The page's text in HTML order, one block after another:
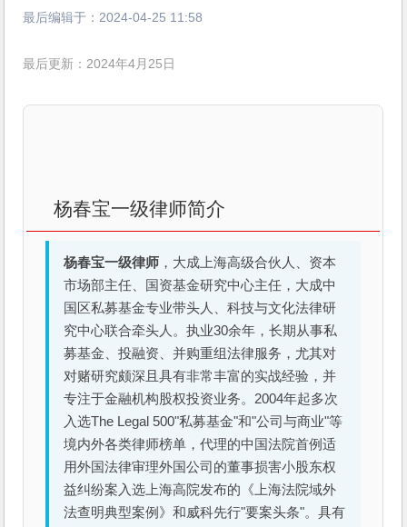
最后编辑于： 2024-04-25 11:58
最后更新：2024年4月25日
杨春宝一级律师简介
杨春宝一级律师 ，大成上海高级合伙人、资本
市场部主任、国资基金研究中心主任，大成中
国区私募基金专业带头人、科技与文化法律研
究中心联合牵头人。执业30余年，长期从事私
募基金、投融资、并购重组法律服务，尤其对
对赌研究颇深且具有非常丰富的实战经验，并
专注于金融机构股权投资业务。2004年起多次
入选The Legal 500"私募基金"和"公司与商业"等
境内外各类律师榜单，代理的中国法院首例适
用外国法律审理外国公司的董事损害小股东权
益纠纷案入选上海高院发布的《上海法院域外
法查明典型案例》和威科先行"要案头条"。具有